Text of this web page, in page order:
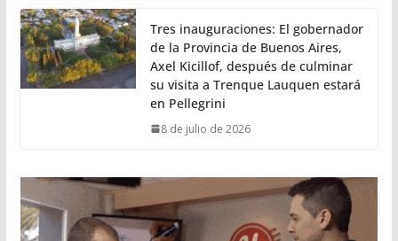
Tres inauguraciones: El gobernador
de la Provincia de Buenos Aires,
Axel Kicillof, después de culminar
su visita a Trenque Lauquen estará
en Pellegrini
8 de julio de 2026